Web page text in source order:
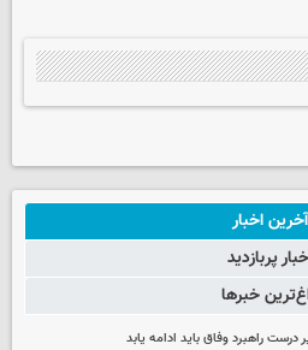
آخرین اخبار
پربازدید
خبرها
راهبرد وفاق باید ادامه یابد